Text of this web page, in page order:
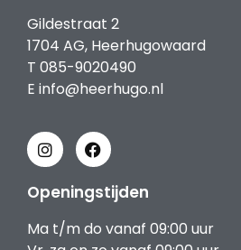
Gildestraat 2
1704 AG, Heerhugowaard
T 085-9020490
E info@heerhugo.nl
Openingstijden
Ma t/m do vanaf 09:00 uur